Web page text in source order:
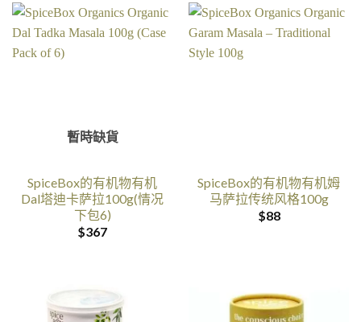
暫時缺貨
SpiceBox的有机物有机
Dal塔迪卡萨拉100g(情况
下包6)
$367
SpiceBox的有机物有机姆
马萨拉传统风格100g
$88